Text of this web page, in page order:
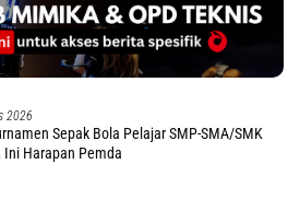
2026
Sepak Bola Pelajar SMP-SMA/SMK
Ini Harapan Pemda